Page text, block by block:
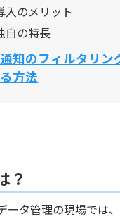
入のメリット
自の特長
知のフィルタリン
方法
？
ータ管理の現場では